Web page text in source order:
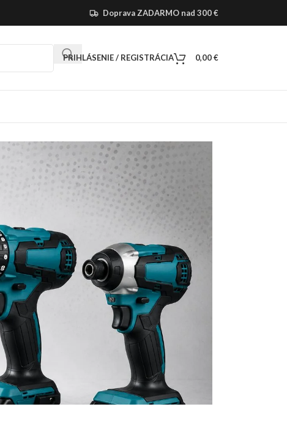
Doprava ZADARMO nad 300 €
PRIHLÁSENIE / REGISTRÁCIA 0,00€